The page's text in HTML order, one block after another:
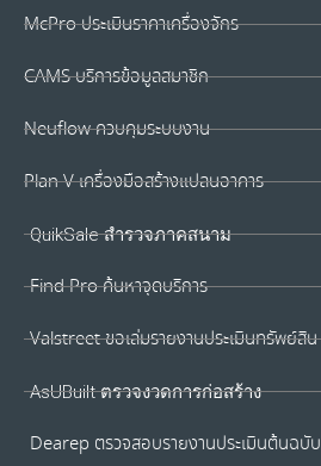
McPro ประเมินราคาเครื่องจักร
CAMS บริการข้อมูลสมาชิก
Neuflow ควบคุมระบบงาน
Plan V เครื่องมือสร้างแปลนอาคาร
QuikSale สำรวจภาคสนาม
Find Pro ค้นหาจุดบริการ
Valstreet ขอเล่มรายงานประเมินทรัพย์สิน
AsUBuilt ตรวจงวดการก่อสร้าง
Dearep ตรวจสอบรายงานประเมินต้นฉบับ